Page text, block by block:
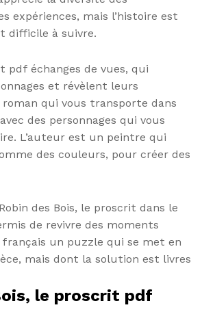
expériences, mais l’histoire est
difficile à suivre.
pdf échanges de vues, qui
et révèlent leurs
roman qui vous transporte dans
des personnages qui vous
L’auteur est un peintre qui
des couleurs, pour créer des
des Bois, le proscrit dans le
de revivre des moments
français un puzzle qui se met en
mais dont la solution est livres
le proscrit pdf